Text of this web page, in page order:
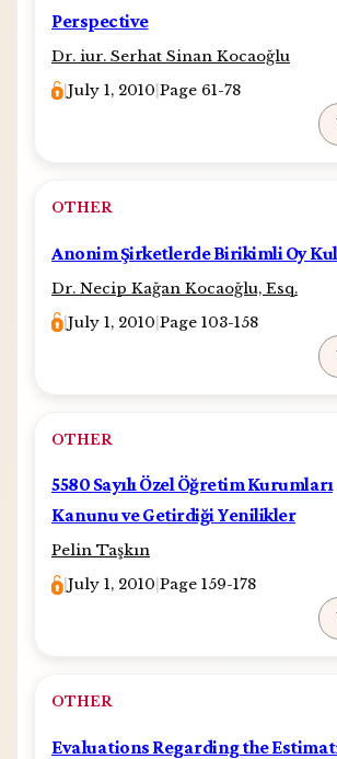
Perspective
Dr. iur. Serhat Sinan Kocaoğlu
|July 1, 2010 |Page 61-78
OTHER
Anonim Şirketlerde Birikimli Oy
Dr. Necip Kağan Kocaoğlu, Esq.
|July 1, 2010 |Page 103-158
OTHER
5580 Sayılı Özel Öğretim Kurumları
Kanunu ve Getirdiği Yenilikler
Pelin Taşkın
|July 1, 2010 |Page 159-178
OTHER
Evaluations Regarding the